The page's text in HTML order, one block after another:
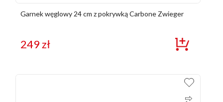
Garnek węglowy 24 cm z pokrywką Carbone Zwieger
249zł